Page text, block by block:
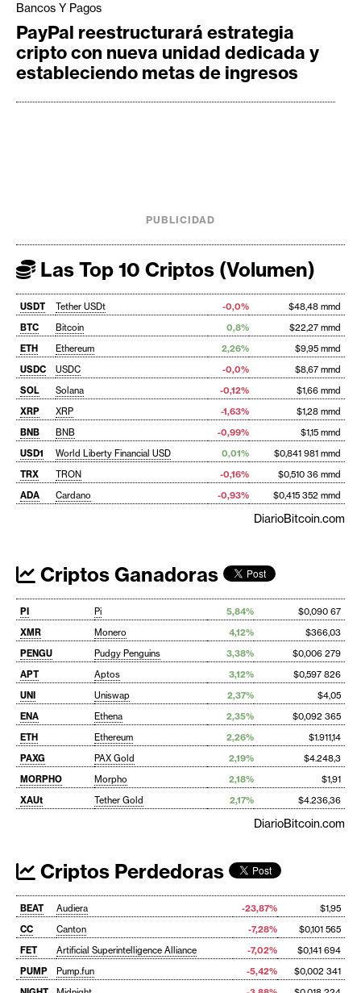
Bancos Y Pagos
PayPal reestructurará estrategia
cripto con nueva unidad dedicada y
estableciendo metas de ingresos
PUBLICIDAD
Las Top 10 Criptos (Volumen)
USDT Tether USDt -0,0%
$48,48 mmd
BTC
Bitcoin 0,8%
$22,27 mmd
ETH
Ethereum 2,26%
$9,95 mmd
USDC
USDC -0,0%
$8,67 mmd
SOL
Solana -0,12%
$1,66 mmd
XRP
XRP -1,63%
$1,28 mmd
BNB
BNB -0,99%
$1,15 mmd
USD1
World Liberty Financial USD 0,01%
$0,841 981 mmd
TRX
TRON -0,16%
$0,510 36 mmd
ADA
Cardano -0,93% $0,415 352 mmd
DiarioBitcoin.com
Criptos Ganadoras
PI Pi 5,84%
$0,090 67
XMR
Monero 4,12%
$366,03
PENGU
Pudgy Penguins 3,38%
$0,006 279
APT
Aptos 3,12%
$0,597 826
UNI
Uniswap 2,37%
$4,05
ENA
Ethena 2,35%
$0,092 365
ETH
Ethereum 2,26%
$1.911,14
PAXG
PAX Gold 2,19%
$4.248,3
MORPHO
Morpho 2,18%
$1,91
XAUt
Tether Gold 2,17% $4.236,36
DiarioBitcoin.com
Criptos Perdedoras
BEAT Audiera -23,87%
$1,95
CC
Canton -7,28%
$0,101 565
FET
Artificial Superintelligence Alliance -7,02%
$0,141 694
PUMP
Pump.fun -5,42%
$0,002 341